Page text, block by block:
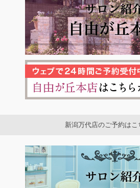
新潟万代店のご予約はこ